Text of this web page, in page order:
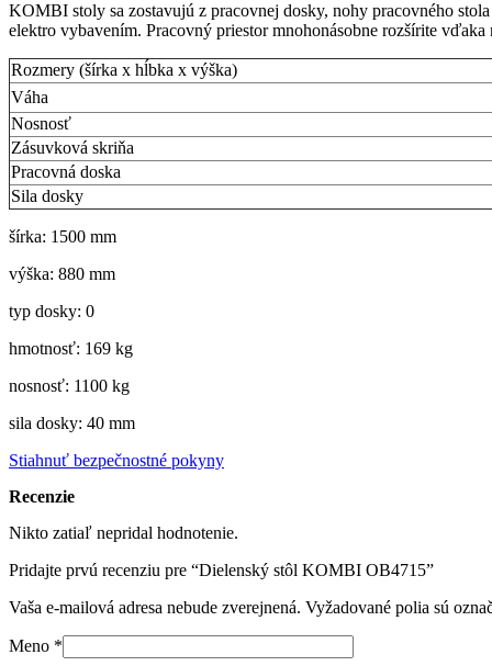
KOMBI stoly sa zostavujú z pracovnej dosky, nohy pracovného
elektro vybavením. Pracovný priestor mnohonásobne rozšírite
Rozmery (šírka x hĺbka x výška)
Váha
Nosnosť
Zásuvková skriňa
Pracovná doska
Sila dosky
šírka: 1500 mm
výška: 880 mm
typ dosky: 0
hmotnosť: 169 kg
nosnosť: 1100 kg
sila dosky: 40 mm
Stiahnuť bezpečnostné pokyny
Recenzie
Nikto zatiaľ nepridal hodnotenie.
Pridajte prvú recenziu pre “Dielenský stôl KOMBI OB4715”
Vaša e-mailová adresa nebude zverejnená. Vyžadované polia sú
Meno *